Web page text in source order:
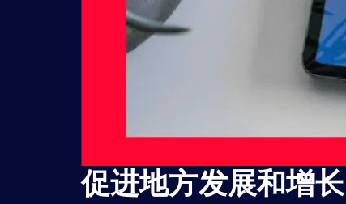
促进地方发展和增长